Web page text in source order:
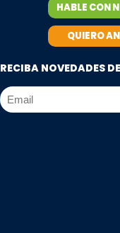
HABLE CON
QUIERO
RECIBA NOVEDADES